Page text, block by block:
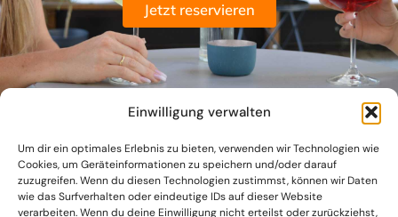
Einwilligung verwalten
Um dir ein optimales Erlebnis zu bieten, verwenden wir Technologien wie
Cookies, um Geräteinformationen zu speichern und/oder darauf
zuzugreifen. Wenn du diesen Technologien zustimmst, können wir Daten
wie das Surfverhalten oder eindeutige IDs auf dieser Website
verarbeiten. Wenn du deine Einwilligung nicht erteilst oder zurückziehst,
Jetzt reservieren